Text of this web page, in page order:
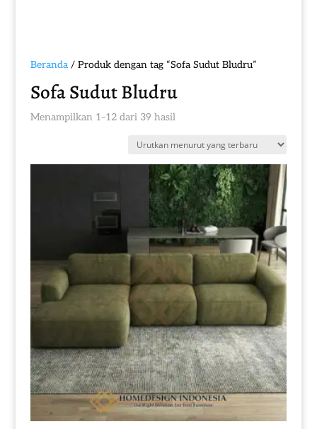
Beranda/ Produk dengan tag “Sofa Sudut Bludru”
Sofa Sudut Bludru
Menampilkan 1–12 dari 39 hasilDiurutkan
yang
terbaru